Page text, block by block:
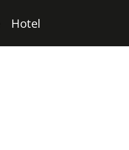
Hotel